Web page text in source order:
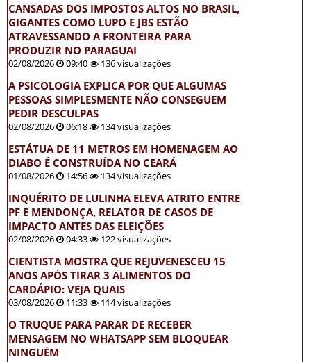
CANSADAS DOS IMPOSTOS ALTOS NO BRASIL,
GIGANTES COMO LUPO E JBS ESTÃO
ATRAVESSANDO A FRONTEIRA PARA
PRODUZIR NO PARAGUAI
02/08/2026 09:40 136 visualizações
A PSICOLOGIA EXPLICA POR QUE ALGUMAS
PESSOAS SIMPLESMENTE NÃO CONSEGUEM
PEDIR DESCULPAS
02/08/2026 06:18 134 visualizações
ESTÁTUA DE 11 METROS EM HOMENAGEM AO
DIABO É CONSTRUÍDA NO CEARÁ
01/08/2026 14:56 134 visualizações
INQUÉRITO DE LULINHA ELEVA ATRITO ENTRE
PF E MENDONÇA, RELATOR DE CASOS DE
IMPACTO ANTES DAS ELEIÇÕES
02/08/2026 04:33 122 visualizações
CIENTISTA MOSTRA QUE REJUVENESCEU 15
ANOS APÓS TIRAR 3 ALIMENTOS DO
CARDÁPIO: VEJA QUAIS
03/08/2026 11:33 114 visualizações
O TRUQUE PARA PARAR DE RECEBER
MENSAGEM NO WHATSAPP SEM BLOQUEAR
NINGUÉM